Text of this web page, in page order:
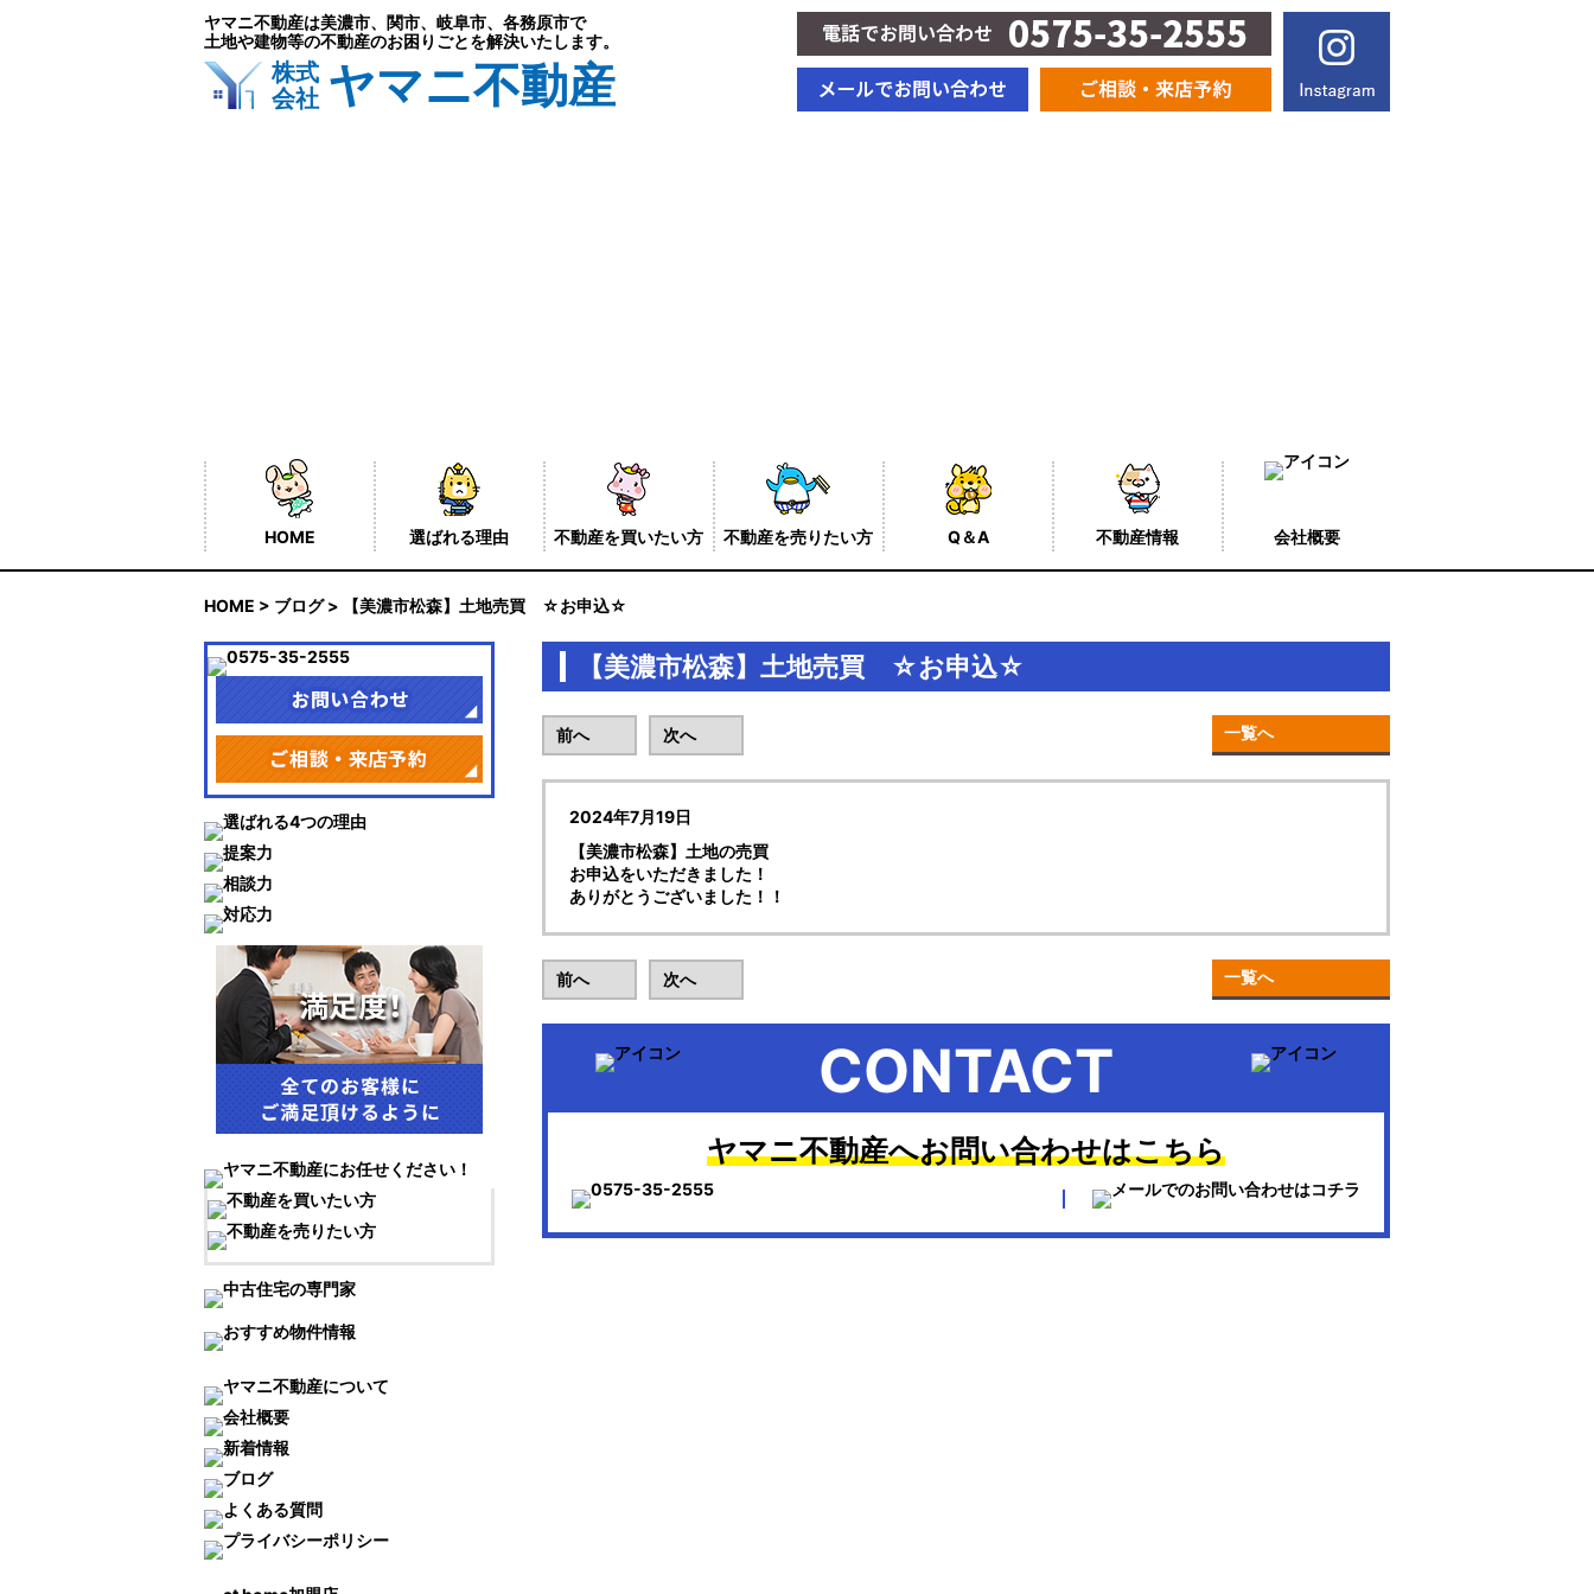
ヤマニ不動産は美濃市、関市、岐阜市、各務原市で
土地や建物等の不動産のお困りごとを解決いたします。
株式
会社 ヤマニ不動産
HOME 選ばれる理由 不動産を買いたい方 不動産を売りたい方 Q＆A 不動産情報 会社概要
HOME > ブログ> 【美濃市松森】土地売買 ☆お申込☆
【美濃市松森】土地売買 ☆お申込☆
前へ 次へ 一覧へ
2024年7月19日
【美濃市松森】土地の売買
お申込をいただきました！
ありがとうございました！！
前へ 次へ 一覧へ
CONTACT
ヤマニ不動産へお問い合わせはこちら